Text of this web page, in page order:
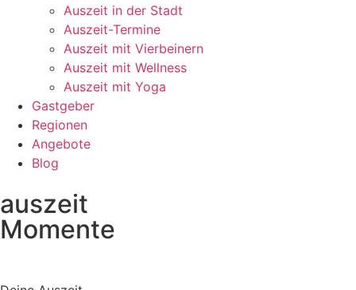
Auszeit in der Stadt
Auszeit-Termine
Auszeit mit Vierbeinern
Auszeit mit Wellness
Auszeit mit Yoga
Gastgeber
Regionen
Angebote
Blog
auszeit
Momente